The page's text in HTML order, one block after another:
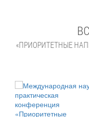
«ПРИОРИТЕТНЫЕ